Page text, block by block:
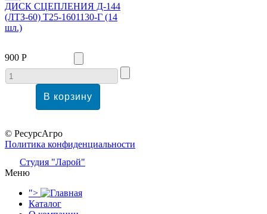
ДИСК СЦЕПЛЕНИЯ Д-144
(ЛТЗ-60) Т25-1601130-Г (14
шл.)
900 Р
© РесурсАгро
Политика конфиденциальности
Студия "Ларой"
Меню
">
Каталог